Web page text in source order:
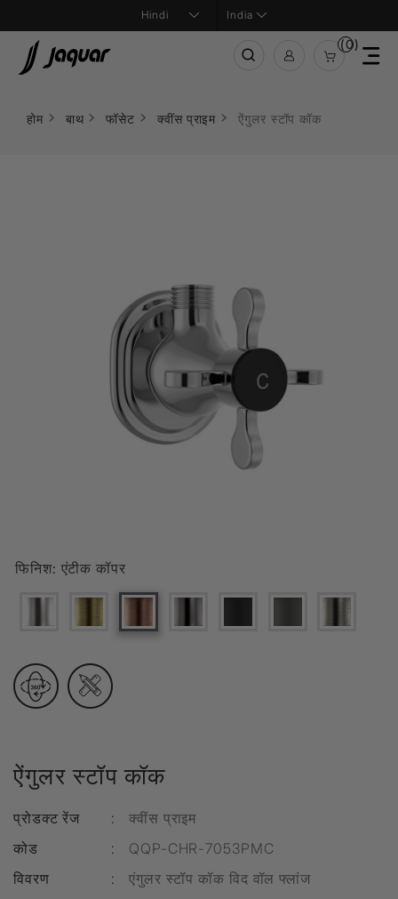
India
(0)
होम बाथ फॉसेट क्वींस प्राइम ऐंगुलर स्टॉप कॉक
ऐंगुलर स्टॉप कॉक
प्रोडक्ट रेंज :
क्वींस प्राइम
कोड
:
QQP-CHR-7053PMC
विवरण
: एंगुलर स्टॉप कॉक विद वॉल फ्लांज
फिनिश: एंटीक कॉपर